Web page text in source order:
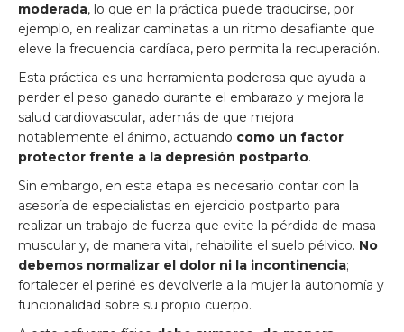
moderada, lo que en la práctica puede traducirse, por
ejemplo, en realizar caminatas a un ritmo desafiante que
eleve la frecuencia cardíaca, pero permita la recuperación.
Esta práctica es una herramienta poderosa que ayuda a
perder el peso ganado durante el embarazo y mejora la
salud cardiovascular, además de que mejora
notablemente el ánimo, actuando como un factor
protector frente a la depresión postparto.
Sin embargo, en esta etapa es necesario contar con la
asesoría de especialistas en ejercicio postparto para
realizar un trabajo de fuerza que evite la pérdida de masa
muscular y, de manera vital, rehabilite el suelo pélvico. No
debemos normalizar el dolor ni la incontinencia;
fortalecer el periné es devolverle a la mujer la autonomía y
funcionalidad sobre su propio cuerpo.